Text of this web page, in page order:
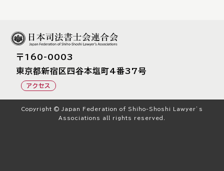
〒160-0003
東京都新宿区四⾕本塩町4番37号
アクセス
Copyright © Japan Federation of Shiho-Shoshi Lawyer’s
Associations all rights reserved.